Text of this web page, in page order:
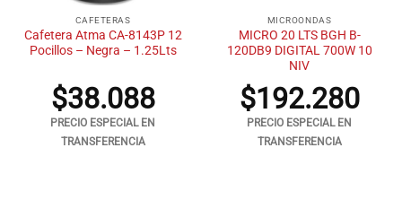
CAFETERAS
Cafetera Atma CA-8143P 12
Pocillos – Negra – 1.25Lts
$38.088
PRECIO ESPECIAL EN
TRANSFERENCIA
MICROONDAS
MICRO 20 LTS BGH B-
120DB9 DIGITAL 700W 10
NIV
$192.280
PRECIO ESPECIAL EN
TRANSFERENCIA